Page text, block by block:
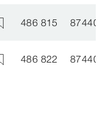
486 815
486 822